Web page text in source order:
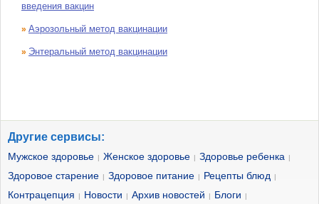
введения вакцин
» Аэрозольный метод вакцинации
» Энтеральный метод вакцинации
Другие сервисы:
Мужское здоровье Женское здоровье Здоровье ребенка
Здоровое старение Здоровое питание Рецепты блюд
Контрацепция Новости Архив новостей Блоги